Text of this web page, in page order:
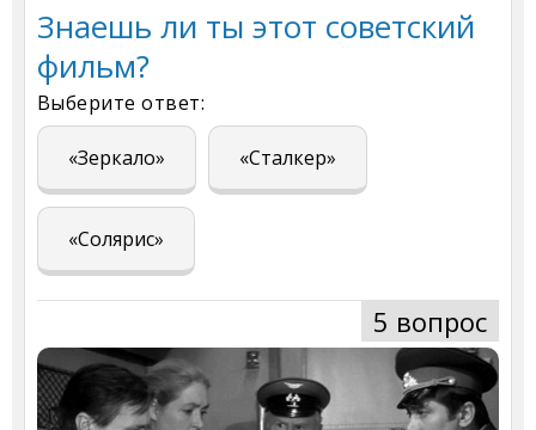
Знаешь ли ты этот советский
фильм?
Выберите ответ:
«Зеркало» «Сталкер»
«Солярис»
5 вопрос